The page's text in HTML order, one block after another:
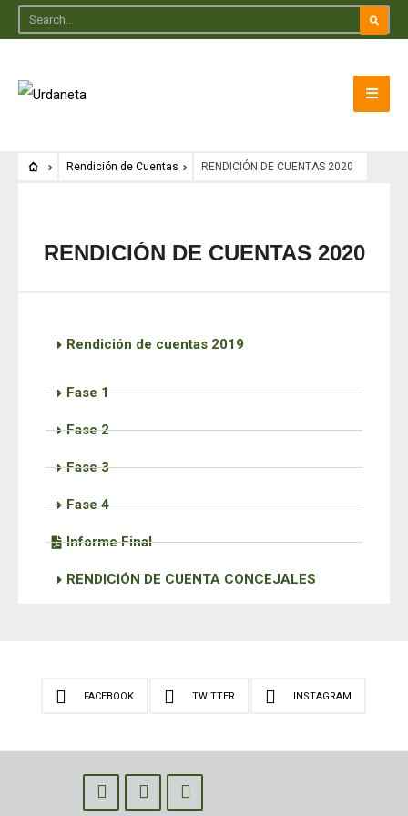
Rendición de Cuentas RENDICIÓN DE CUENTAS 2020
RENDICIÓN DE CUENTAS 2020
Rendición de cuentas 2019
Fase 1
Fase 2
Fase 3
Fase 4
Informe Final
RENDICIÓN DE CUENTA CONCEJALES
FACEBOOK TWITTER INSTAGRAM